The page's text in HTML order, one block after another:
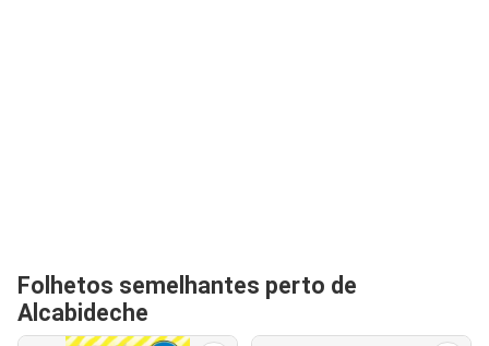
Folhetos semelhantes perto de
Alcabideche